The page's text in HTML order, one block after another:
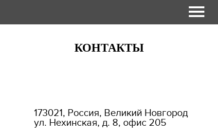
КОНТАКТЫ
173021, Россия, Великий Новгород
ул. Нехинская, д. 8, офис 205